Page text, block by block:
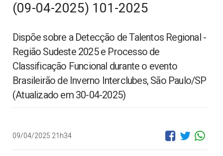
(09-04-2025) 101-2025
Dispõe sobre a Detecção de Talentos Regional -
Região Sudeste 2025 e Processo de
Classificação Funcional durante o evento
Brasileirão de Inverno Interclubes, São Paulo/SP
(Atualizado em 30-04-2025)
09/04/2025 21h34